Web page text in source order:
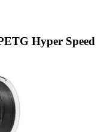
Hyper Speed